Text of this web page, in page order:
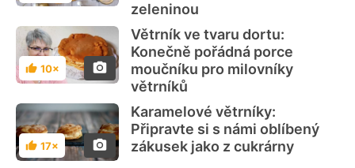
zeleninou
Hodnocení
10×
Větrník ve tvaru dortu:
Konečně pořádná porce
moučníku pro milovníky
větrníků
Hodnocení
17×
Karamelové větrníky:
Připravte si s námi oblíbený
zákusek jako z cukrárny